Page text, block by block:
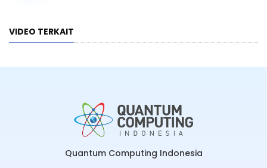
VIDEO TERKAIT
Quantum Computing Indonesia